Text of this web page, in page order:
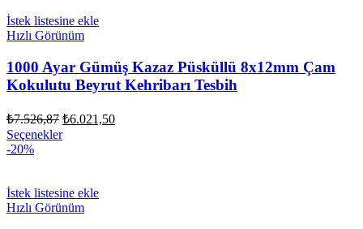
İstek listesine ekle
Hızlı Görünüm
1000 Ayar Gümüş Kazaz Püsküllü 8x12mm Çam
Kokulutu Beyrut Kehribarı Tesbih
₺7.526,87 Orijinal
fiyat:
₺6.021,50Şu
Seçenekler
-20%
İstek listesine ekle
Hızlı Görünüm